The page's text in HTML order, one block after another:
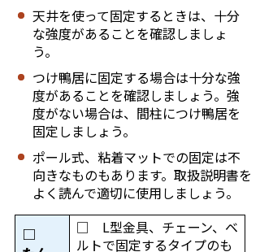
天井を使って固定するときは、十分
な強度があることを確認しましょ
う。
つけ鴨居に固定する場合は十分な強
度があることを確認しましょう。強
度がない場合は、間柱につけ鴨居を
固定しましょう。
ポール式、粘着マットでの固定は不
向きなものもあります。取扱説明書を
よく読んで適切に使用しましょう。
□
□ L型金具、チェーン、ベ
ルトで固定するタイプのも